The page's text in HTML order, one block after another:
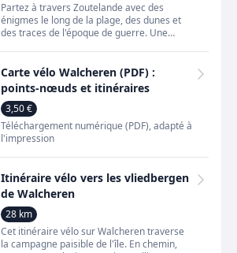
Partez à travers Zoutelande avec des
énigmes le long de la plage, des dunes et
des traces de l'époque de guerre. Une
Carte vélo Walcheren (PDF) :
points-nœuds et itinéraires
3,50 €
Téléchargement numérique (PDF), adapté à
l'impression
Itinéraire vélo vers les vliedbergen
de Walcheren
28 km
Cet itinéraire vélo sur Walcheren traverse
la campagne paisible de l'île. En chemin,